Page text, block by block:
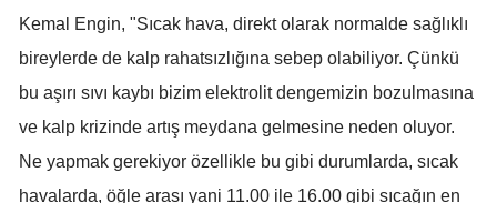
Niğde
Rize
Sakarya
Kemal Engin, "Sıcak hava, direkt olarak normalde sağlıklı
bireylerde de kalp rahatsızlığına sebep olabiliyor. Çünkü
bu aşırı sıvı kaybı bizim elektrolit dengemizin bozulmasına
ve kalp krizinde artış meydana gelmesine neden oluyor.
Ne yapmak gerekiyor özellikle bu gibi durumlarda, sıcak
havalarda, öğle arası yani 11.00 ile 16.00 gibi sıcağın en